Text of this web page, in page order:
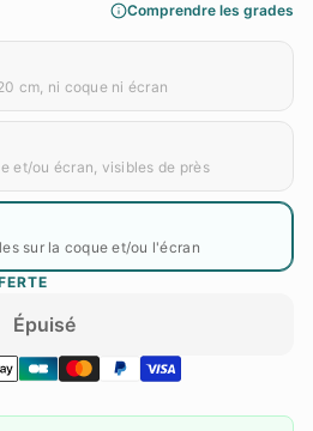
Comprendre les grades
cm, ni coque ni écran
et/ou écran, visibles de près
sur la coque et/ou l'écran
Épuisé